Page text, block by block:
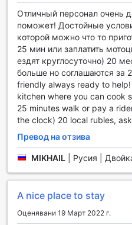
Чистите и свежи спално
усещането за уют. Всеки
отделна всекидневна,
пространство за
502 Roberto's Resort
почивка.
Вкусна храна и уютна
Resort
В OYO 502 Roberto's Resort
необходимост, а истинско
комплекса предлага
вдъхновени от местната
класики. Всеки ден
континентална закуска,
която е идеален начин да
всичко, от ароматно кафе
Отличный персонал очень
поможет! Достойные
которой можно что то
25 мин или заплатить
ездят круглосуточно) 20
больше но соглашаются за
friendly always ready to
kitchen where you can cook
25 minutes walk or pay a
the clock) 20 local rubles,
Превод на отзива
MIKHAIL Русия |
A nice place to stay
Оценявани 19 Март 2022 г.